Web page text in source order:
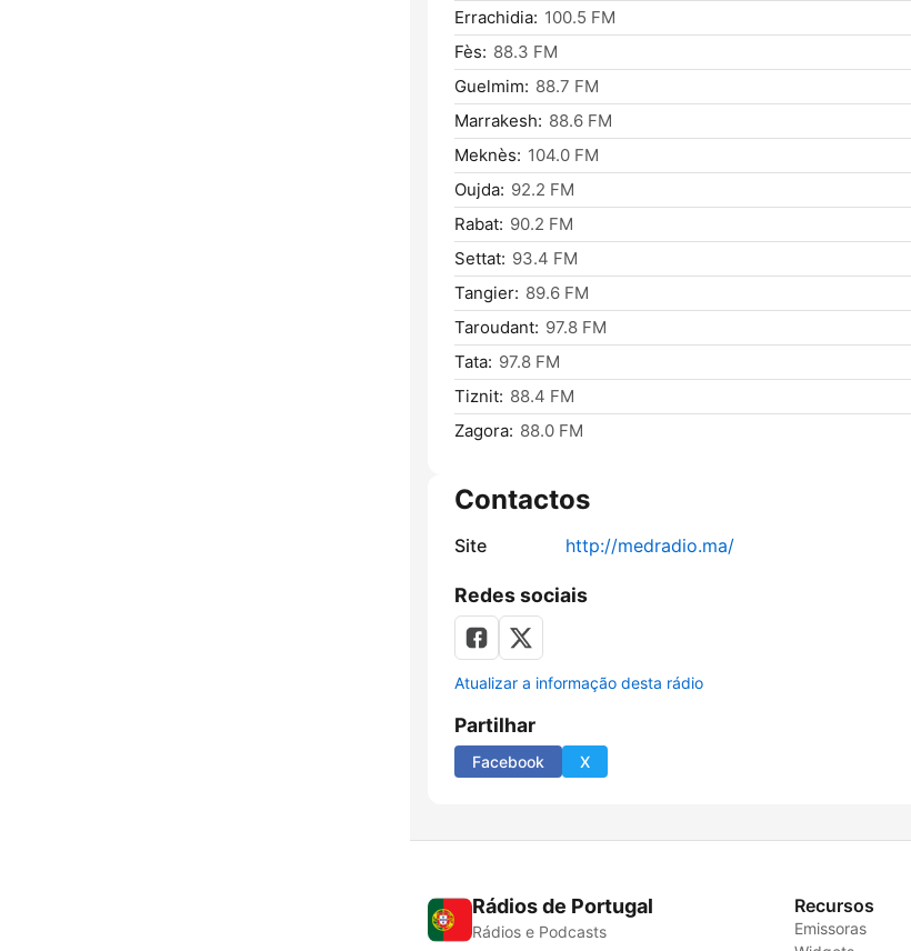
Errachidia: 100.5 FM
Fès: 88.3 FM
Guelmim: 88.7 FM
Marrakesh: 88.6 FM
Meknès: 104.0 FM
Oujda: 92.2 FM
Rabat: 90.2 FM
Settat: 93.4 FM
Tangier: 89.6 FM
Taroudant: 97.8 FM
Tata: 97.8 FM
Tiznit: 88.4 FM
Zagora: 88.0 FM
Contactos
Site http://medradio.ma/
Redes sociais
Atualizar a informação desta rádio
Partilhar
Facebook X
Rádios de Portugal
Rádios e Podcasts
Recursos
Emissoras